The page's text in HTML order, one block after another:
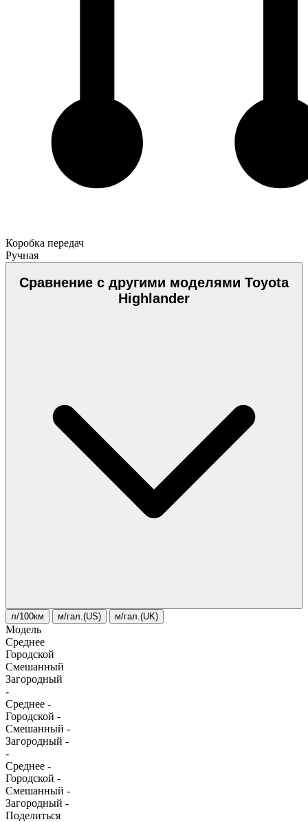
Коробка передач
Ручная
Сравнение с другими моделями Toyota
Highlander
л/100км м/гал.(US) м/гал.(UK)
Модель
Среднее
Городской
Смешанный
Загородный
-
Среднее -
Городской -
Смешанный -
Загородный -
-
Среднее -
Городской -
Смешанный -
Загородный -
Поделиться